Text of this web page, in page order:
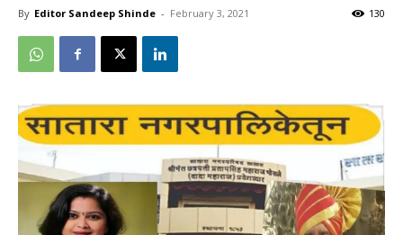
By Editor Sandeep Shinde - February 3, 2021 130